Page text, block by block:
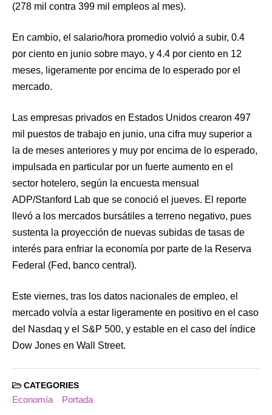
(278 mil contra 399 mil empleos al mes).
En cambio, el salario/hora promedio volvió a subir, 0.4
por ciento en junio sobre mayo, y 4.4 por ciento en 12
meses, ligeramente por encima de lo esperado por el
mercado.
Las empresas privados en Estados Unidos crearon 497
mil puestos de trabajo en junio, una cifra muy superior a
la de meses anteriores y muy por encima de lo esperado,
impulsada en particular por un fuerte aumento en el
sector hotelero, según la encuesta mensual
ADP/Stanford Lab que se conoció el jueves. El reporte
llevó a los mercados bursátiles a terreno negativo, pues
sustenta la proyección de nuevas subidas de tasas de
interés para enfriar la economía por parte de la Reserva
Federal (Fed, banco central).
Este viernes, tras los datos nacionales de empleo, el
mercado volvía a estar ligeramente en positivo en el caso
del Nasdaq y el S&P 500, y estable en el caso del índice
Dow Jones en Wall Street.
CATEGORIES
Economía Portada